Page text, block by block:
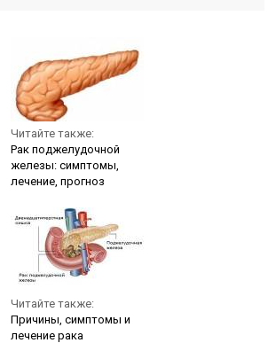
Читайте также:
Рак поджелудочной
железы: симптомы,
лечение, прогноз
Читайте также:
Причины, симптомы и
лечение рака